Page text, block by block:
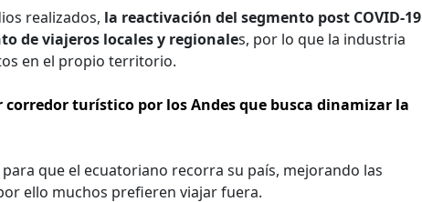
realizados, la reactivación del segmento post COVID-19
de viajeros locales y regionales, por lo que la industria
en el propio territorio.
turístico por los Andes que busca dinamizar la
que el ecuatoriano recorra su país, mejorando las
ello muchos prefieren viajar fuera.